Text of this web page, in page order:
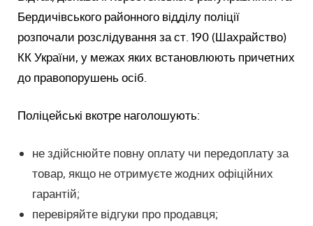
Бердичівського районного відділу поліції
розпочали розслідування за ст. 190 (Шахрайство)
КК України, у межах яких встановлюють причетних
до правопорушень осіб.
Поліцейські вкотре наголошують:
не здійснюйте повну оплату чи передоплату за
товар, якщо не отримуєте жодних офіційних
гарантій;
перевіряйте відгуки про продавця;